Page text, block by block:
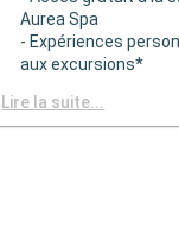
Aurea Spa
- Expériences
aux excursions*
suite
- Autres attentions
- L’expérience la
Lire la suite...